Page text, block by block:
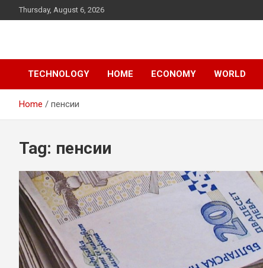
to
Thursday, August 6, 2026
d7-news.com
TECHNOLOGY HOME ECONOMY WORLD
Home пенсии
Tag: пенсии